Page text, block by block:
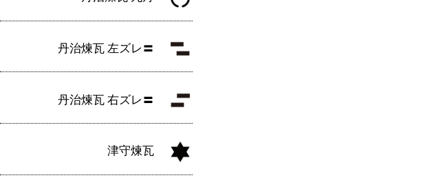
丹治煉瓦 左ズレ〓
丹治煉瓦 右ズレ〓
津守煉瓦